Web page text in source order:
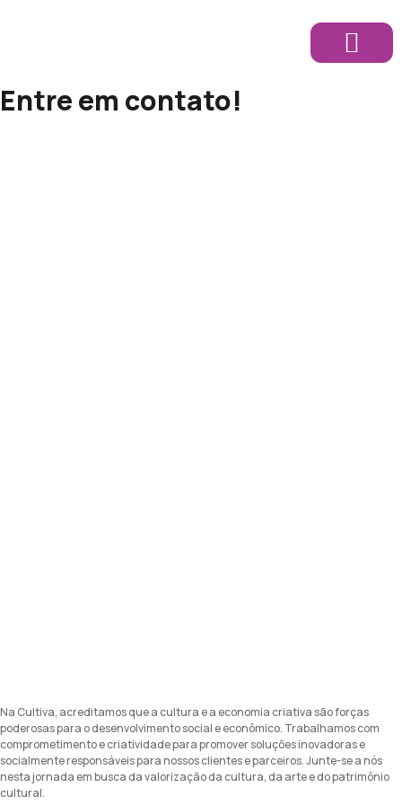
Entre em contato!​
Na Cultiva, acreditamos que a cultura e a economia criativa são forças
poderosas para o desenvolvimento social e econômico. Trabalhamos com
comprometimento e criatividade para promover soluções inovadoras e
socialmente responsáveis para nossos clientes e parceiros. Junte-se a nós
nesta jornada em busca da valorização da cultura, da arte e do patrimônio
cultural.